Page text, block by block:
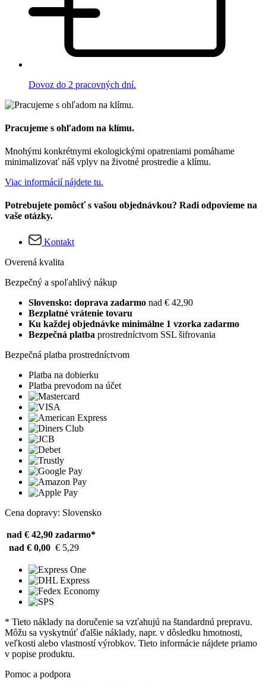
Dovoz do 2 pracovných dní.
Pracujeme s ohľadom na klímu.
Mnohými konkrétnymi ekologickými opatreniami pomáhame
minimalizovať náš vplyv na životné prostredie a klímu.
Viac informácií nájdete tu.
Potrebujete pomôcť s vašou objednávkou? Radi odpovieme na
vaše otázky.
Kontakt
Overená kvalita
Bezpečný a spoľahlivý nákup
Slovensko: doprava zadarmo nad € 42,90
Bezplatné vrátenie tovaru
Ku každej objednávke minimálne 1 vzorka zadarmo
Bezpečná platba prostredníctvom SSL šifrovania
Bezpečná platba prostredníctvom
Platba na dobierku
Platba prevodom na účet
Cena dopravy: Slovensko
nad € 42,90 zadarmo*
nad € 0,00 € 5,29
* Tieto náklady na doručenie sa vzťahujú na štandardnú prepravu.
Môžu sa vyskytnúť ďalšie náklady, napr. v dôsledku hmotnosti,
veľkosti alebo vlastností výrobkov. Tieto informácie nájdete priamo
v popise produktu.
Pomoc a podpora